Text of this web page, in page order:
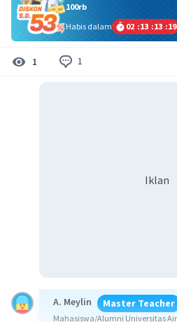
100rb
Habis dalam
02 :13 :13 :18
1 1
Iklan
A. Meylin Master Teacher
Mahasiswa/Alumni Universitas